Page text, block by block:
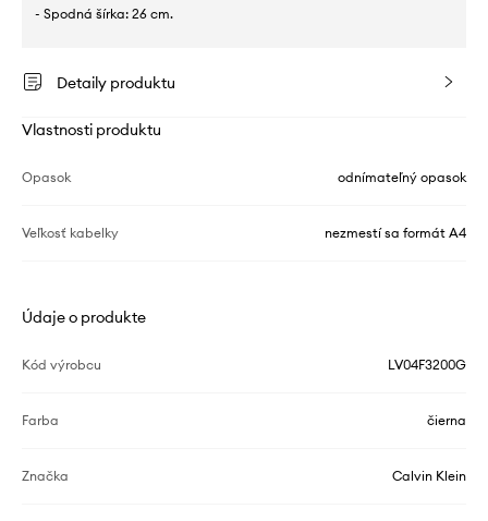
- Spodná šírka: 26 cm.
Detaily produktu
Vlastnosti produktu
Opasok odnímateľný opasok
Veľkosť kabelky nezmestí sa formát A4
Údaje o produkte
Kód výrobcu LV04F3200G
Farba čierna
Značka Calvin Klein